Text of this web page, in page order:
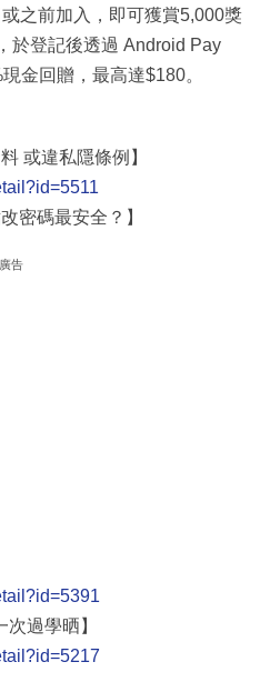
之前加入，即可獲賞5,000獎
於登記後透過 Android Pay
金回贈，最高達$180。
或違私隱條例】
密碼最安全？】
廣告
次過學晒】